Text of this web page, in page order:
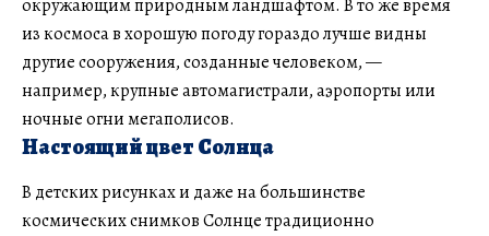
окружающим природным ландшафтом. В то же время
из космоса в хорошую погоду гораздо лучше видны
другие сооружения, созданные человеком, —
например, крупные автомагистрали, аэропорты или
ночные огни мегаполисов.
Настоящий цвет Солнца
В детских рисунках и даже на большинстве
космических снимков Солнце традиционно